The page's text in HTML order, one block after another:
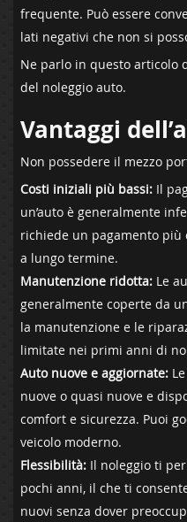
frequente. Può essere
lati negativi che non si
Ne parlo in questo articolo
del noleggio auto.
Vantaggi
Non possedere il mezzo
Costi iniziali più bassi: Il
un’auto è generalmente
richiede un pagamento
a lungo termine.
Manutenzione ridotta: Le
generalmente coperte da
la manutenzione e le
limitate nei primi anni di
Auto nuove e aggiornate:
nuove o quasi nuove e
comfort e sicurezza. Puoi
veicolo moderno.
Flessibilità: Il noleggio ti
pochi anni, il che ti
nuovi senza dover